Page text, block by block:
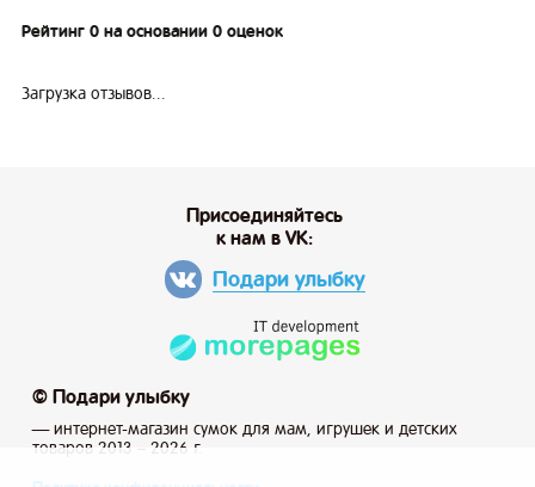
Рейтинг 0 на основании 0 оценок
Загрузка отзывов...
© Подари улыбку
— интернет-магазин сумок для мам, игрушек и детских
товаров 2013 – 2026 г.
Присоединяйтесь
к нам в VK:
Подари улыбку